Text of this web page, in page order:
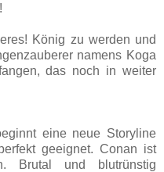
König zu werden und
namens Koga
das noch in weiter
eine neue Storyline
geeignet. Conan ist
Brutal und blutrünstig